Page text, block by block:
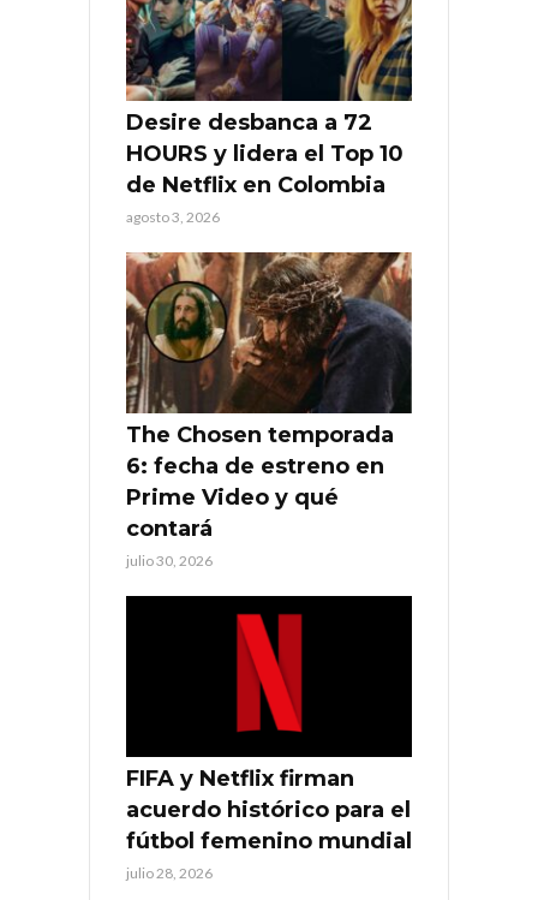
Desire desbanca a 72
HOURS y lidera el Top 10
de Netflix en Colombia
agosto 3, 2026
The Chosen temporada
6: fecha de estreno en
Prime Video y qué
contará
julio 30, 2026
FIFA y Netflix firman
acuerdo histórico para el
fútbol femenino mundial
julio 28, 2026